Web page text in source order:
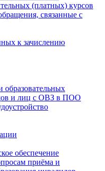
(платных) курсов
связанные с
к зачислению
образовательных
и лиц с ОВЗ в ПОО
обеспечение
приёма и